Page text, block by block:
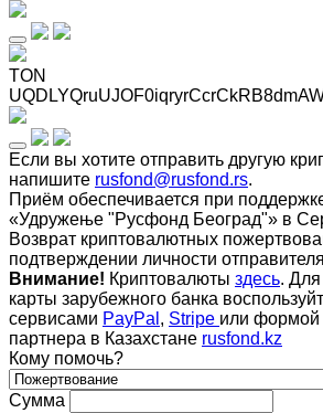
TON
Если вы хотите отправить другую
напишите rusfond@rusfond.rs.
Приём обеспечивается при
«Удружење "Русфонд Београд"» в
Возврат криптовалютных
подтверждении личности
Внимание! Криптовалюты здесь.
карты зарубежного банка
сервисами PayPal , Stripe или формой
партнера в Казахстане rusfond.kz
Кому помочь?
Сумма